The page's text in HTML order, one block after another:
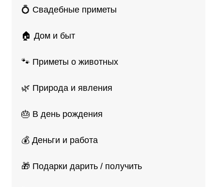
💍 Свадебные приметы
🏠 Дом и быт
🐾 Приметы о животных
🌿 Природа и явления
🎂 В день рождения
💰 Деньги и работа
🎁 Подарки дарить / получить